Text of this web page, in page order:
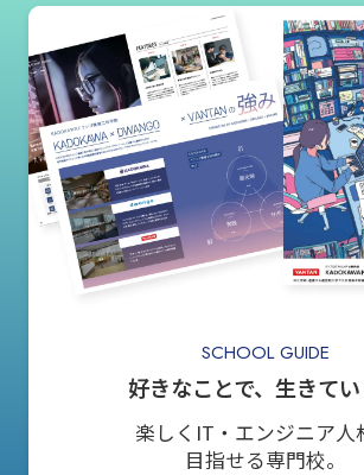
SCHOOL GUIDE
好きなことで、生きてい
楽しくIT・エンジニア人
目指せる専門校。